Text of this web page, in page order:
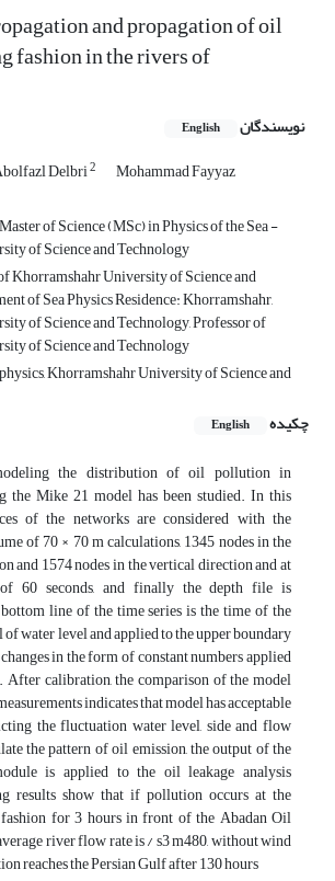
and propagation of oil
fashion in the rivers of
نویسندگان English
Delbri2 Mohammad Fayyaz
of Science (MSc) in Physics of the Sea -
of Science and Technology
Khorramshahr University of Science and
of Sea Physics Residence: Khorramshahr,
of Science and Technology, Professor of
of Science and Technology
Khorramshahr University of Science and
چکیده
English
the distribution of oil pollution in
the Mike 21 model has been studied. In this
of the networks are considered with the
of 70 × 70 m calculations, 1345 nodes in the
and 1574 nodes in the vertical direction and at
60 seconds, and finally the depth file is
line of the time series is the time of the
of water level and applied to the upper boundary
in the form of constant numbers applied
After calibration, the comparison of the model
indicates that model has acceptable
the fluctuation water level, side and flow
the pattern of oil emission, the output of the
is applied to the oil leakage analysis
results show that if pollution occurs at the
for 3 hours in front of the Abadan Oil
river flow rate is / s3 m480, without wind
reaches the Persian Gulf after 130 hours